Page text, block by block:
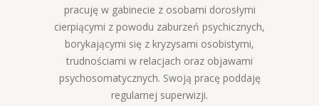
pracuję w gabinecie z osobami dorosłymi
cierpiącymi z powodu zaburzeń psychicznych,
borykającymi się z kryzysami osobistymi,
trudnościami w relacjach oraz objawami
psychosomatycznych. Swoją pracę poddaję
regularnej superwizji.